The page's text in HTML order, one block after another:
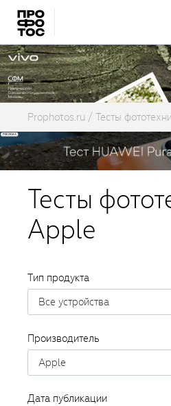
Prophotos.ru Тесты
Тесты
Apple
Тип продукта
Все устройства
Производитель
Apple
Дата публикации